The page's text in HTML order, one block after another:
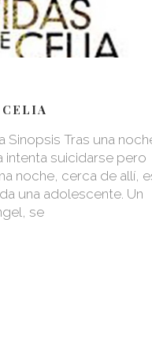
Sinopsis Tras una
intenta suicidarse pero
noche, cerca de allí,
una adolescente. Un
se